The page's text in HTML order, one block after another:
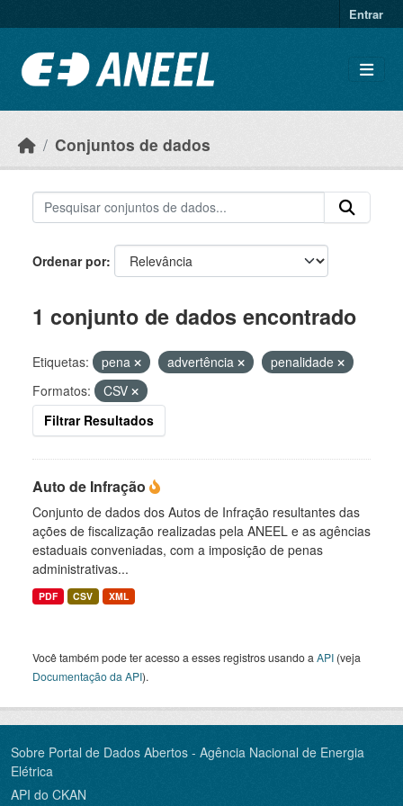
Entrar
Conjuntos de dados
Ordenar por
1 conjunto de dados encontrado
Etiquetas: pena advertência
penalidade
Formatos:
CSV
Filtrar Resultados
Auto de Infração
Conjunto de dados dos Autos de Infração resultantes das
ações de fiscalização realizadas pela ANEEL e as agências
estaduais conveniadas, com a imposição de penas
administrativas...
PDF CSV XML
Você também pode ter acesso a esses registros usando a API (veja
Documentação da API).
Sobre Portal de Dados Abertos - Agência Nacional de Energia
Elétrica
API do CKAN